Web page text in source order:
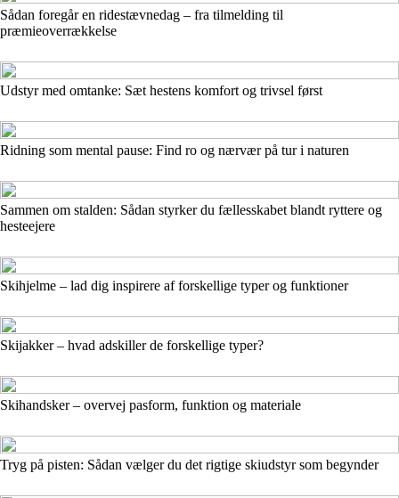
Sådan foregår en ridestævnedag – fra tilmelding til
præmieoverrækkelse
Udstyr med omtanke: Sæt hestens komfort og trivsel først
Ridning som mental pause: Find ro og nærvær på tur i naturen
Sammen om stalden: Sådan styrker du fællesskabet blandt ryttere og
hesteejere
Skihjelme – lad dig inspirere af forskellige typer og funktioner
Skijakker – hvad adskiller de forskellige typer?
Skihandsker – overvej pasform, funktion og materiale
Tryg på pisten: Sådan vælger du det rigtige skiudstyr som begynder